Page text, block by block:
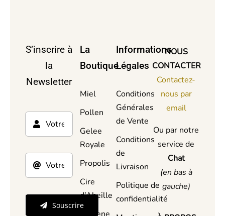
S’inscrire à
la
Newsletter
Souscrire
La
Boutique
Miel
Pollen
Gelee
Royale
Propolis
Cire
d’Abeille
Informations
Légales
Conditions
Générales
de Vente
Conditions
de
Livraison
Politique de
confidentialité
NOUS
CONTACTER
Contactez-
nous par
email
Ou par notre
service de
Chat
(en bas à
gauche)